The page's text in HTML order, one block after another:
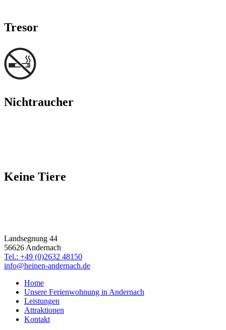
Tresor
Nichtraucher
Keine Tiere
Landsegnung 44
56626 Andernach
Tel.: +49 (0)2632 48150
info@heinen-andernach.de
Home
Unsere Ferienwohnung in Andernach
Leistungen
Attraktionen
Kontakt